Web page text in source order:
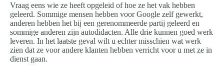
Vraag eens wie ze heeft opgeleid of hoe ze het vak hebben
geleerd. Sommige mensen hebben voor Google zelf gewerkt,
anderen hebben het bij een gerenommeerde partij geleerd en
sommige anderen zijn autodidacten. Alle drie kunnen goed werk
leveren. In het laatste geval wilt u echter misschien wat werk
zien dat ze voor andere klanten hebben verricht voor u met ze in
dienst gaan.